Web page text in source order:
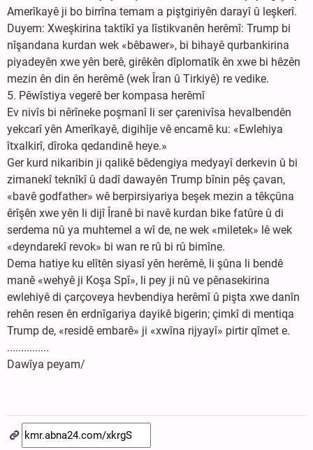
Amerîkayê ji bo birrîna temam a piştgiriyên darayî û leşkerî.
Duyem: Xweşkirina taktîkî ya lîstikvanên herêmî: Trump bi
nîşandana kurdan wek «bêbawer», bi bihayê qurbankirina
piyadeyên xwe yên berê, girêkên dîplomatîk ên xwe bi hêzên
mezin ên din ên herêmê (wek Îran û Tirkiyê) re vedike.
5. Pêwîstiya vegerê ber kompasa herêmî
Ev nivîs bi nêrîneke poşmanî li ser çarenivîsa hevalbendên
yekcarî yên Amerîkayê, digihîje vê encamê ku: «Ewlehiya
îtxalkirî, dîroka qedandinê heye.»
Ger kurd nikaribin ji qalikê bêdengiya medyayî derkevin û bi
zimanekî teknîkî û dadî dawayên Trump bînin pêş çavan,
«bavê godfather» wê berpirsiyariya beşek mezin a têkçûna
êrîşên xwe yên li dijî Îranê bi navê kurdan bike fatûre û di
serdema nû ya muhtemel a wî de, ne wek «miletek» lê wek
«deyndarekî revok» bi wan re rû bi rû bimîne.
Dema hatiye ku elîtên siyasî yên herêmê, li şûna li bendê
manê «wehyê ji Koşa Spî», li pey ji nû ve pênasekirina
ewlehiyê di çarçoveya hevbendiya herêmî û pişta xwe danîn
rehên resen ên erdnîgariya dayikê bigerin; çimkî di mentiqa
Trump de, «residê embarê» ji «xwîna rijyayî» pirtir qîmet e.
...............
Dawîya peyam/